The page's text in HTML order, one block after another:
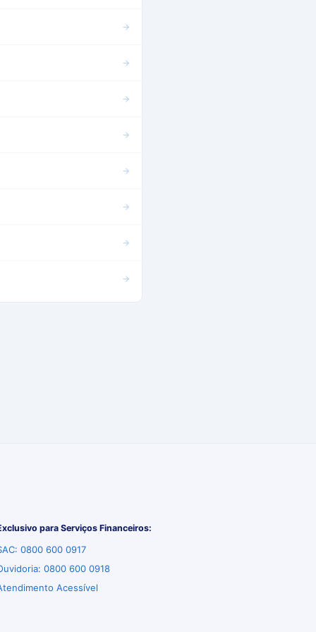
para Serviços Financeiros:
0800 600 0917
0800 600 0918
Acessível